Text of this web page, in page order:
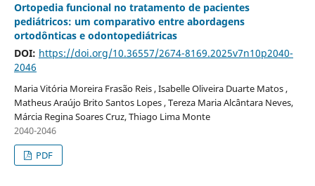
Ortopedia funcional no tratamento de pacientes
pediátricos: um comparativo entre abordagens
ortodônticas e odontopediátricas
DOI: https://doi.org/10.36557/2674-8169.2025v7n10p2040-
2046
Maria Vitória Moreira Frasão Reis , Isabelle Oliveira Duarte Matos ,
Matheus Araújo Brito Santos Lopes , Tereza Maria Alcântara Neves,
Márcia Regina Soares Cruz, Thiago Lima Monte
2040-2046
PDF